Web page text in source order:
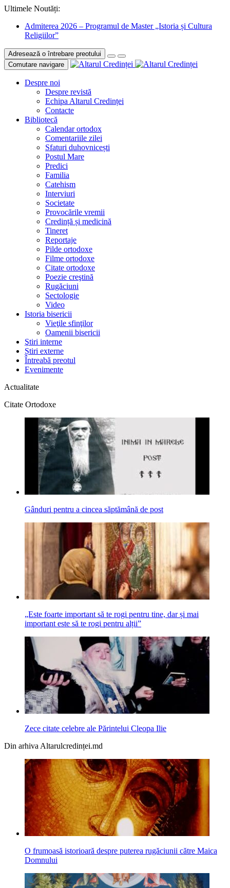
Ultimele Noutăți:
Admiterea 2026 – Programul de Master „Istoria și Cultura
Religiilor”
Adresează o întrebare preotului
Comutare navigare
Despre noi
Despre revistă
Echipa Altarul Credinței
Contacte
Bibliotecă
Calendar ortodox
Comentariile zilei
Sfaturi duhovnicești
Postul Mare
Predici
Familia
Catehism
Interviuri
Societate
Provocările vremii
Credință și medicină
Tineret
Reportaje
Pilde ortodoxe
Filme ortodoxe
Citate ortodoxe
Poezie creştină
Rugăciuni
Sectologie
Video
Istoria bisericii
Vieţile sfinţilor
Oamenii bisericii
Ştiri interne
Știri externe
Întreabă preotul
Evenimente
Actualitate
Citate Ortodoxe
Gânduri pentru a cincea săptămână de post
„Este foarte important să te rogi pentru tine, dar și mai
important este să te rogi pentru alții”
Zece citate celebre ale Părintelui Cleopa Ilie
Din arhiva Altarulcredinței.md
O frumoasă istorioară despre puterea rugăciunii către Maica
Domnului